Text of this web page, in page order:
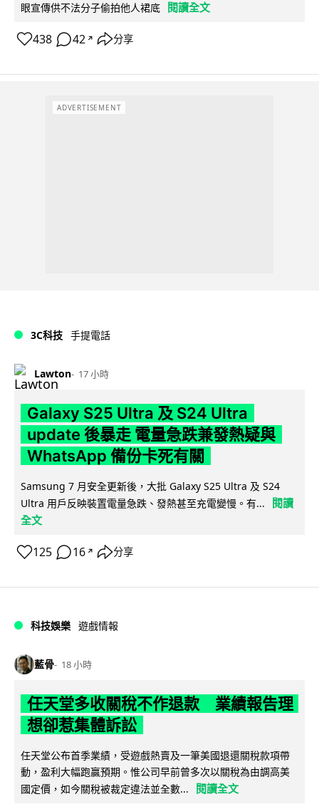
眼宣傳供不法分子偷拍他人裙底 閱讀全文
438 42 ↗ 分享
ADVERTISEMENT
3C科技 手提電話
Lawton 17 小時
Galaxy S25 Ultra 及 S24 Ultra
update 後暴走 電量急跌兼發熱疑與
WhatsApp 備份卡死有關
Samsung 7 月安全更新後，大批 Galaxy S25 Ultra 及 S24
Ultra 用戶反映裝置電量急跌、發熱甚至充電變慢。有...
閱讀
全文
125 16 ↗ 分享
科技娛樂 遊戲情報
藍骨 18 小時
任天堂多收關稅不作退款 業績報告理
想卻惹集體訴訟
任天堂公布首季業績，受遊戲熱賣及一筆美國退還關稅款項帶
動，盈利大幅跑贏預期。惟公司早前曾多次以關稅為由調高美
國定價，如今關稅被裁定違法並全數...
閱讀全文